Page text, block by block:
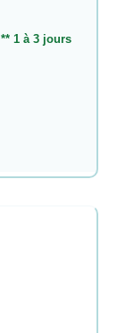
** 1 à 3 jours